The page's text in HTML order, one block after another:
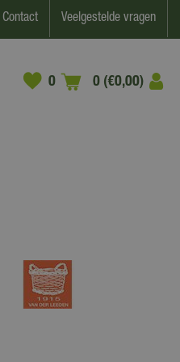
Contact Veelgestelde vragen
0 (€0,00)